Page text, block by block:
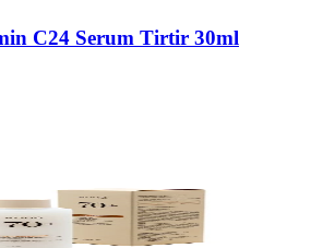
C24 Serum Tirtir 30ml